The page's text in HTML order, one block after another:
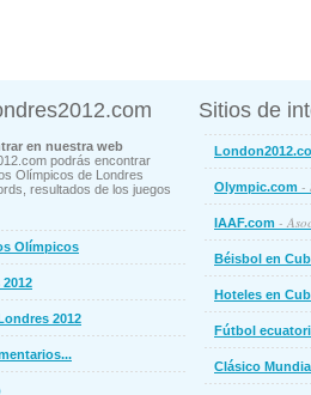
en nuestra web
podrás encontrar
Olímpicos de Londres
resultados de los juegos
Olímpicos
2012
Sitios de
Olympic.com -
IAAF.com -
Béisbol en
Hoteles en
Fútbol
Clásico